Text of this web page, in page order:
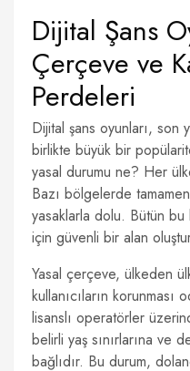
Dijital Şans
Çerçeve ve
Perdeleri
Dijital şans oyunları, son
birlikte büyük bir
yasal durumu ne? Her
Bazı bölgelerde
yasaklarla dolu. Bütün bu
için güvenli bir alan
Yasal çerçeve, ülkeden
kullanıcıların
lisanslı operatörler
belirli yaş sınırlarına ve
bağlıdır. Bu durum,